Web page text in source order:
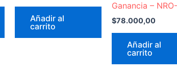
Añadir al
carrito
Ganancia –
$78.000,00
Añadir al
carrito